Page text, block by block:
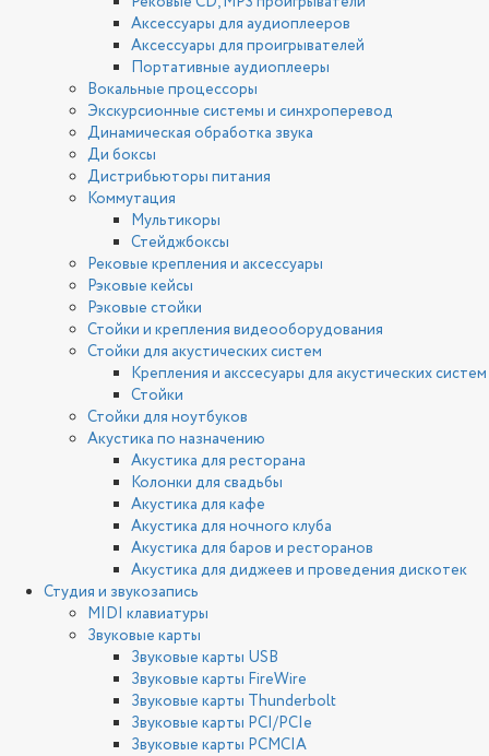
Аксессуары для аудиоплееров
Аксессуары для проигрывателей
Портативные аудиоплееры
Вокальные процессоры
Экскурсионные системы и синхроперевод
Динамическая обработка звука
Ди боксы
Дистрибьюторы питания
Коммутация
Мультикоры
Стейджбоксы
Рековые крепления и аксессуары
Рэковые кейсы
Рэковые стойки
Стойки и крепления видеооборудования
Стойки для акустических систем
Крепления и акссесуары для акустических систем
Стойки
Стойки для ноутбуков
Акустика по назначению
Акустика для ресторана
Колонки для свадьбы
Акустика для кафе
Акустика для ночного клуба
Акустика для баров и ресторанов
Акустика для диджеев и проведения дискотек
Студия и звукозапись
MIDI клавиатуры
Звуковые карты
Звуковые карты USB
Звуковые карты FireWire
Звуковые карты Thunderbolt
Звуковые карты PCI/PCIe
Звуковые карты PCMCIA